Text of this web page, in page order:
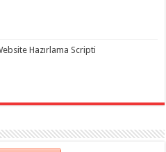
Hazırlama Scripti